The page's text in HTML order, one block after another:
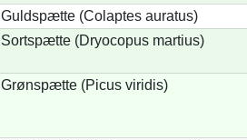
Guldspætte (Colaptes auratus)
Sortspætte (Dryocopus martius)
Grønspætte (Picus viridis)